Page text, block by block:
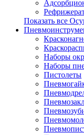
Показать все
Наборы
Наборы
Пистолеты